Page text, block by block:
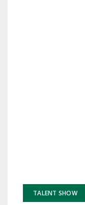
TALENT SHOW